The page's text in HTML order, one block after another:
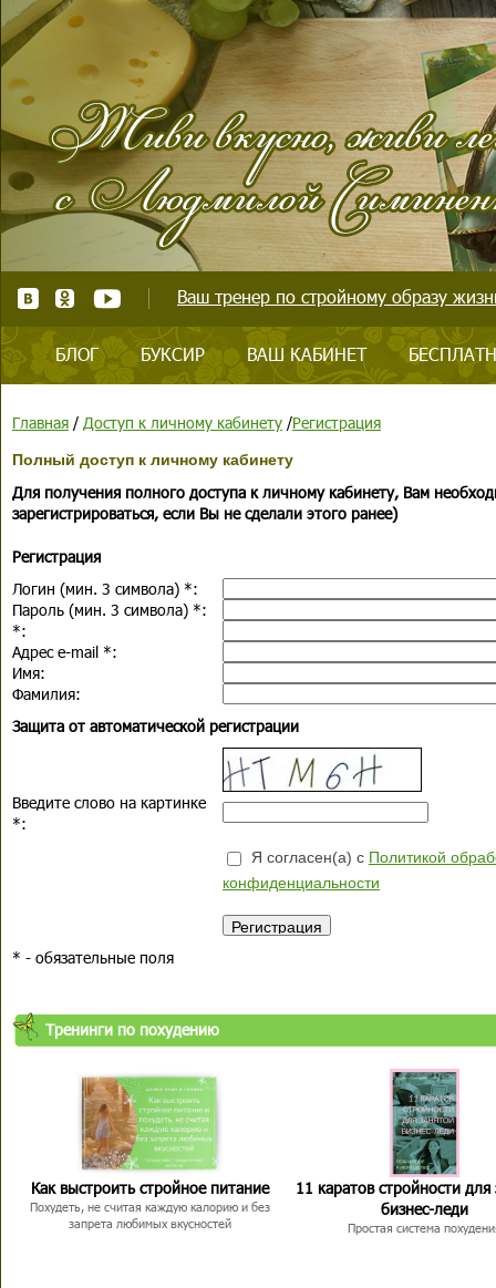
Ваш тренер по стройному образу
БЛОГ БУКСИР ВАШ КАБИНЕТ
Главная / Доступ к личному кабинету /Регистрация
Полный доступ к личному кабинету
Для получения полного доступа к личному кабинету, Вам
зарегистрироваться, если Вы не сделали этого ранее)
Регистрация
Логин (мин. 3 символа) *:
Пароль (мин. 3 символа) *:
*:
Адрес e-mail *:
Имя:
Фамилия:
Защита от автоматической регистрации
Введите слово на картинке
*:
Я согласен(а) с Политикой
конфиденциальности
* - обязательные поля
Тренинги по похудению
Как выстроить стройное питание
Похудеть, не считая каждую калорию и без
запрета любимых вкусностей
11 каратов стройности для
бизнес-леди
Простая система